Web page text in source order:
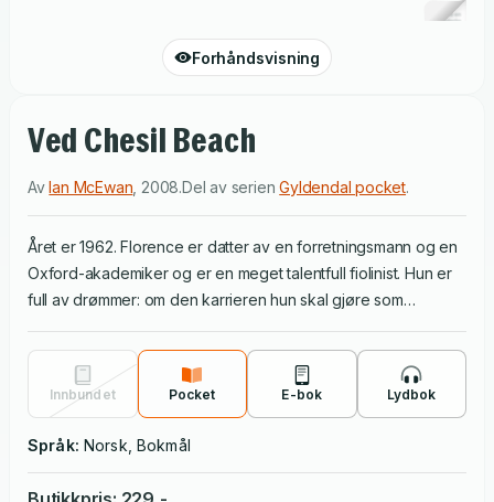
Forhåndsvisning
Ved Chesil Beach
AvIan McEwan 2008.Del av serienGyldendal pocket.
Året er 1962. Florence er datter av en forretningsmann og en
Oxford-akademiker og er en meget talentfull fiolinist. Hun er
full av drømmer: om den karrieren hun skal gjøre som
skape. Edward er en ung og flink historiestudent. De møtte
hverandre tilfeldig, og han overrasket henne da han faktisk
fridde. Edward er vokst opp på landet utenfor Oxford. Moren
strevd med å holde hverdagen sammen. Edward har lengtet
Innbundet Pocket E-bok Lydbok
Språk: Norsk, Bokmål